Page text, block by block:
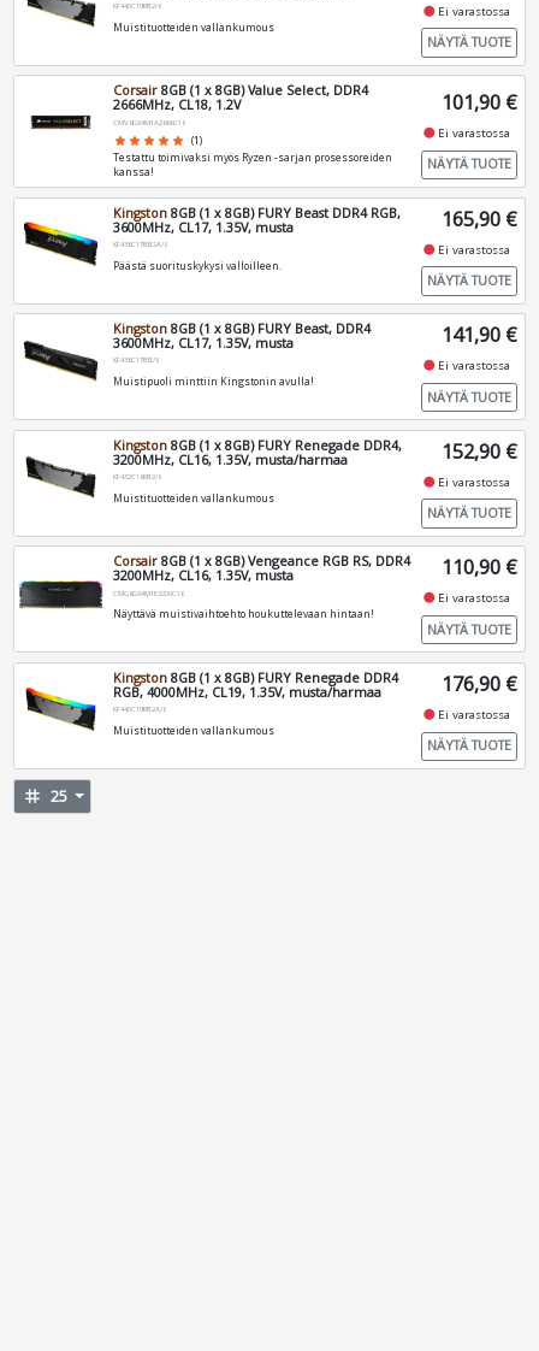
KF440C19RB2/8
Muistituotteiden vallankumous
fiber_manual_record Ei varastossa
NÄYTÄ TUOTE
Corsair 8GB (1 x 8GB) Value Select, DDR4
2666MHz, CL18, 1.2V
CMV8GX4M1A2666C18
star star star star star (1)
Testattu toimivaksi myös Ryzen -sarjan prosessoreiden
kanssa!
101,90 €
fiber_manual_record Ei varastossa
NÄYTÄ TUOTE
Kingston 8GB (1 x 8GB) FURY Beast DDR4 RGB,
3600MHz, CL17, 1.35V, musta
KF436C17BB2A/8
Päästä suorituskykysi valloilleen.
165,90 €
fiber_manual_record Ei varastossa
NÄYTÄ TUOTE
Kingston 8GB (1 x 8GB) FURY Beast, DDR4
3600MHz, CL17, 1.35V, musta
KF436C17BB/8
Muistipuoli minttiin Kingstonin avulla!
141,90 €
fiber_manual_record Ei varastossa
NÄYTÄ TUOTE
Kingston 8GB (1 x 8GB) FURY Renegade DDR4,
3200MHz, CL16, 1.35V, musta/harmaa
KF432C16RB2/8
Muistituotteiden vallankumous
152,90 €
fiber_manual_record Ei varastossa
NÄYTÄ TUOTE
Corsair 8GB (1 x 8GB) Vengeance RGB RS, DDR4
3200MHz, CL16, 1.35V, musta
CMG8GX4M1E3200C16
Näyttävä muistivaihtoehto houkuttelevaan hintaan!
110,90 €
fiber_manual_record Ei varastossa
NÄYTÄ TUOTE
Kingston 8GB (1 x 8GB) FURY Renegade DDR4
RGB, 4000MHz, CL19, 1.35V, musta/harmaa
KF440C19RB2A/8
Muistituotteiden vallankumous
176,90 €
fiber_manual_record Ei varastossa
NÄYTÄ TUOTE
tag 25